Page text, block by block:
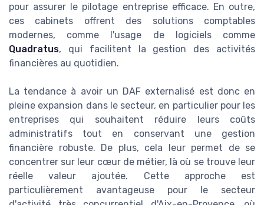
pour assurer le pilotage entreprise efficace. En outre,
ces cabinets offrent des solutions comptables
modernes, comme l'usage de logiciels comme
Quadratus, qui facilitent la gestion des activités
financières au quotidien.
La tendance à avoir un DAF externalisé est donc en
pleine expansion dans le secteur, en particulier pour les
entreprises qui souhaitent réduire leurs coûts
administratifs tout en conservant une gestion
financière robuste. De plus, cela leur permet de se
concentrer sur leur cœur de métier, là où se trouve leur
réelle valeur ajoutée. Cette approche est
particulièrement avantageuse pour le secteur